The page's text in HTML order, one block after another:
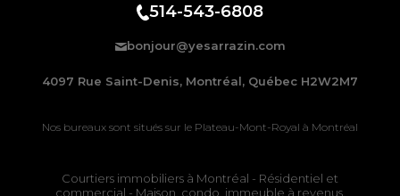
514-543-6808
bonjour@yesarrazin.com
4097 Rue Saint-Denis, Montréal, Québec H2W2M7
Nos bureaux sont situés sur le Plateau-Mont-Royal à Montréal
Courtiers immobiliers à Montréal - Résidentiel et
commercial - Maison, condo, immeuble à revenus,